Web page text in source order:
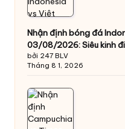
Nhận định bóng đá
03/08/2026: Siêu kinh
bởi 247 BLV
Tháng 8 1, 2026